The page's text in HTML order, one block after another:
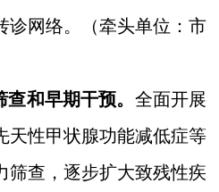
网络。
（牵头单位：市
和早期干预。 全面开展
天性甲状腺功能减低症等
筛查，逐步扩大致残性疾